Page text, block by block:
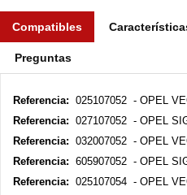
Compatibles
Preguntas
Referencia: 025107052 - OPEL
Referencia: 027107052 - OPEL
Referencia: 032007052 - OPEL
Referencia: 605907052 - OPEL
Referencia: 025107054 - OPEL